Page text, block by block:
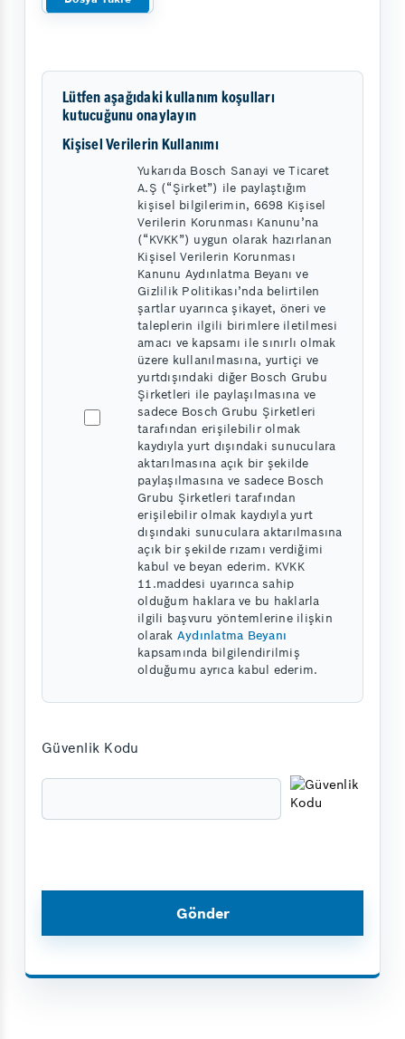
Lütfen aşağıdaki kullanım koşulları
kutucuğunu onaylayın
Kişisel Verilerin Kullanımı
Yukarıda Bosch Sanayi ve Ticaret
A.Ş (“Şirket”) ile paylaştığım
kişisel bilgilerimin, 6698 Kişisel
Verilerin Korunması Kanunu’na
(“KVKK”) uygun olarak hazırlanan
Kişisel Verilerin Korunması
Kanunu Aydınlatma Beyanı ve
Gizlilik Politikası’nda belirtilen
şartlar uyarınca şikayet, öneri ve
taleplerin ilgili birimlere iletilmesi
amacı ve kapsamı ile sınırlı olmak
üzere kullanılmasına, yurtiçi ve
yurtdışındaki diğer Bosch Grubu
Şirketleri ile paylaşılmasına ve
sadece Bosch Grubu Şirketleri
tarafından erişilebilir olmak
kaydıyla yurt dışındaki sunuculara
aktarılmasına açık bir şekilde
paylaşılmasına ve sadece Bosch
Grubu Şirketleri tarafından
erişilebilir olmak kaydıyla yurt
dışındaki sunuculara aktarılmasına
açık bir şekilde rızamı verdiğimi
kabul ve beyan ederim. KVKK
11.maddesi uyarınca sahip
olduğum haklara ve bu haklarla
ilgili başvuru yöntemlerine ilişkin
olarak Aydınlatma Beyanı
kapsamında bilgilendirilmiş
olduğumu ayrıca kabul ederim.
Güvenlik Kodu